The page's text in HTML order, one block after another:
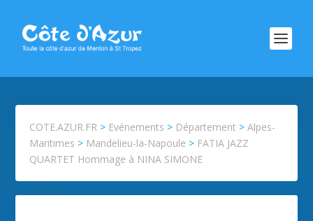
COTE.AZUR.FR > Evénements > Département >Alpes-
Maritimes > Mandelieu-la-Napoule > FATIA JAZZ
QUARTET Hommage à NINA SIMONE